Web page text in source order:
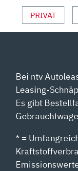
PRIVAT
Bei ntv
Leasing-
Es gibt
* =